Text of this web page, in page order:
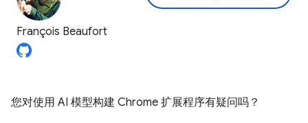
François Beaufort
您对使用 AI 模型构建 Chrome 扩展程序有疑问吗？